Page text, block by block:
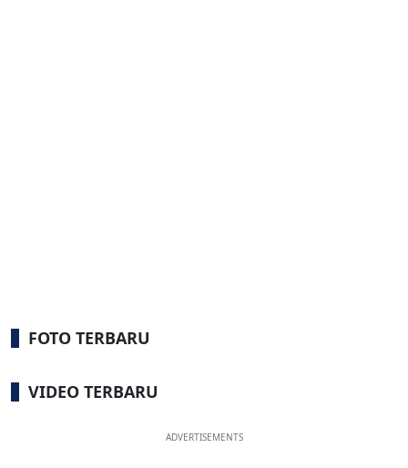
FOTO TERBARU
VIDEO TERBARU
ADVERTISEMENTS